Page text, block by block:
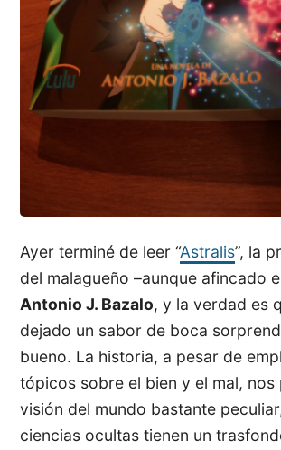
Ayer terminé de leer “Astralis”, la
del malagueño –aunque afincado
Antonio J. Bazalo, y la verdad es
dejado un sabor de boca
bueno. La historia, a pesar de
tópicos sobre el bien y el mal, nos
visión del mundo bastante
ciencias ocultas tienen un